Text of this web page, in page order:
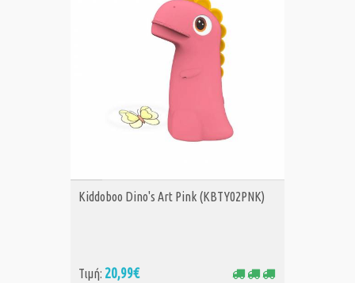
ΑΓΟΡΑ
Kiddoboo Dino's Art Pink (KBTY02PNK)
Τιμή: 20,99€